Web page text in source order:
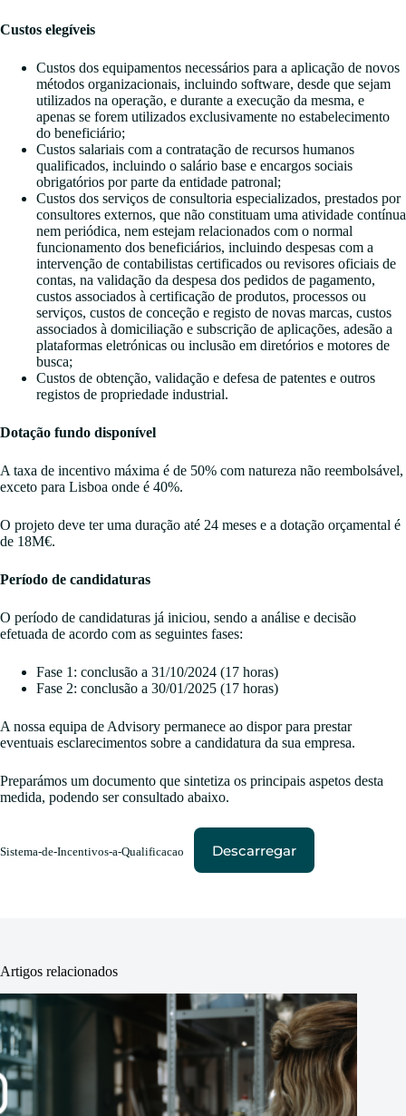
Custos elegíveis
Custos dos equipamentos necessários para a aplicação de novos
métodos organizacionais, incluindo software, desde que sejam
utilizados na operação, e durante a execução da mesma, e
apenas se forem utilizados exclusivamente no estabelecimento
do beneficiário;
Custos salariais com a contratação de recursos humanos
qualificados, incluindo o salário base e encargos sociais
obrigatórios por parte da entidade patronal;
Custos dos serviços de consultoria especializados, prestados por
consultores externos, que não constituam uma atividade contínua
nem periódica, nem estejam relacionados com o normal
funcionamento dos beneficiários, incluindo despesas com a
intervenção de contabilistas certificados ou revisores oficiais de
contas, na validação da despesa dos pedidos de pagamento,
custos associados à certificação de produtos, processos ou
serviços, custos de conceção e registo de novas marcas, custos
associados à domiciliação e subscrição de aplicações, adesão a
plataformas eletrónicas ou inclusão em diretórios e motores de
busca;
Custos de obtenção, validação e defesa de patentes e outros
registos de propriedade industrial.
Dotação fundo disponível
A taxa de incentivo máxima é de 50% com natureza não reembolsável,
exceto para Lisboa onde é 40%.
O projeto deve ter uma duração até 24 meses e a dotação orçamental é
de 18M€.
Período de candidaturas
O período de candidaturas já iniciou, sendo a análise e decisão
efetuada de acordo com as seguintes fases:
Fase 1: conclusão a 31/10/2024 (17 horas)
Fase 2: conclusão a 30/01/2025 (17 horas)
A nossa equipa de Advisory permanece ao dispor para prestar
eventuais esclarecimentos sobre a candidatura da sua empresa.
Preparámos um documento que sintetiza os principais aspetos desta
medida, podendo ser consultado abaixo.
Sistema-de-Incentivos-a-Qualificacao Descarregar
Artigos relacionados